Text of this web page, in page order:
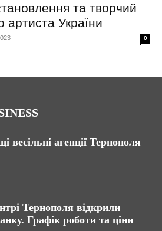
та творчий
артиста України
0
весільні агенції Тернополя
Тернополя відкрили
Графік роботи та ціни